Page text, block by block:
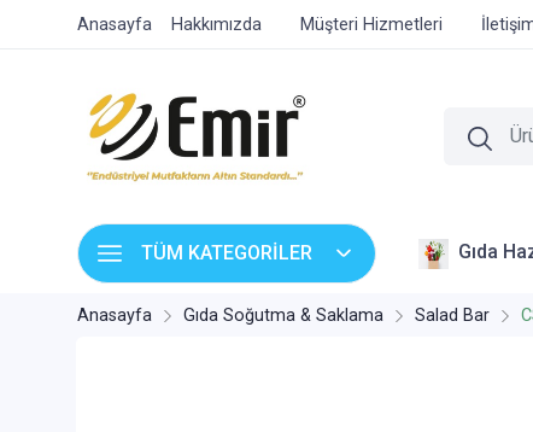
Anasayfa Hakkımızda Müşteri Hizmetleri
TÜM KATEGORİLER Gıda
Anasayfa Gıda Soğutma & Saklama Salad Bar